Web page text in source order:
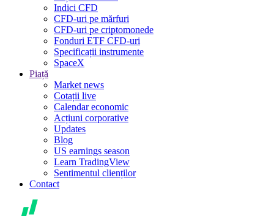
Indici CFD
CFD-uri pe mărfuri
CFD-uri pe criptomonede
Fonduri ETF CFD-uri
Specificații instrumente
SpaceX
Piață
Market news
Cotații live
Calendar economic
Acțiuni corporative
Updates
Blog
US earnings season
Learn TradingView
Sentimentul clienților
Contact